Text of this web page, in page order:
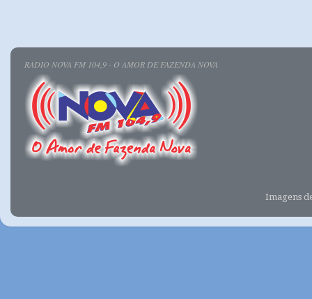
RÁDIO NOVA FM 104,9 - O AMOR DE FAZENDA NOVA
Imagens